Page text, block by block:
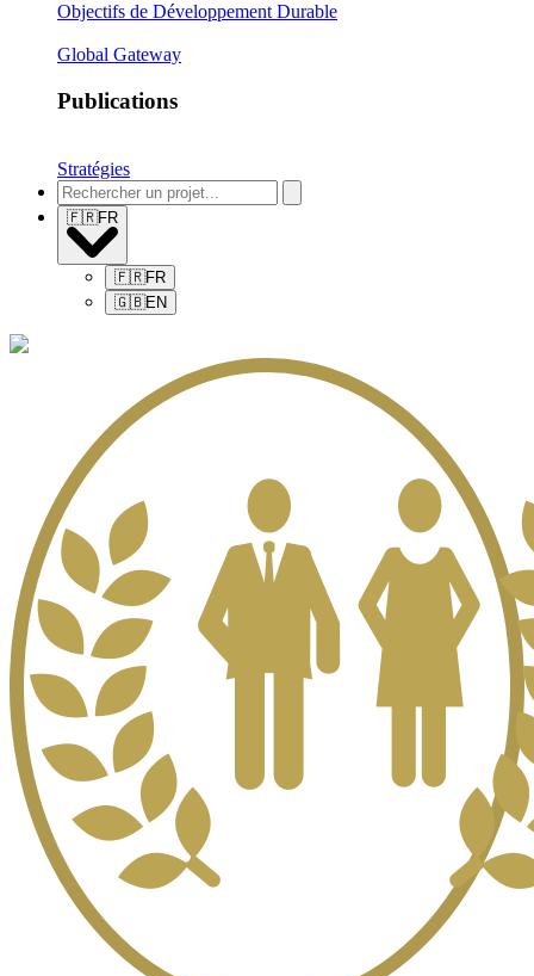
Objectifs de Développement Durable
Global Gateway
Publications
Stratégies
🇫🇷FR
🇫🇷FR
🇬🇧EN